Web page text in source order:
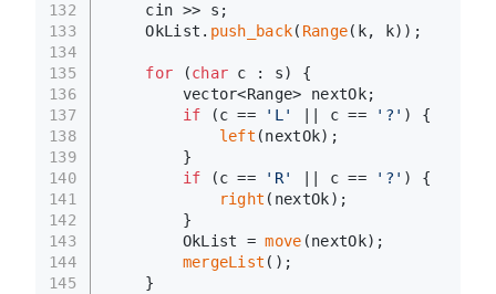
132
133
134
135
136
137
138
139
140
141
142
143
144
145
    cin >> s;
    OkList.
push_back( Range(k, k));
for (char c : s) {
        vector<Range> nextOk;
if (c == 'L' || c == '?' ) {
left (nextOk);
        }
if (c == 'R' || c == '?' ) {
right (nextOk);
        }
        OkList =
move (nextOk);
mergeList ();
    }